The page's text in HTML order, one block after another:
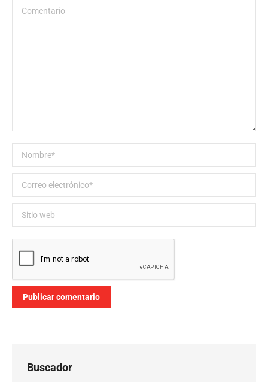
Comentario
Nombre *
Correo electrónico *
Sitio web
Publicar comentario
Buscador